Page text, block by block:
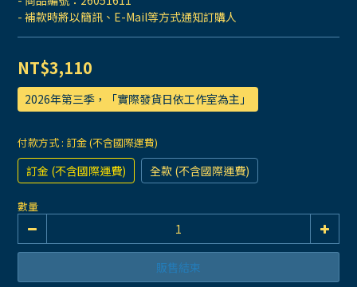
- 補款時將以簡訊、E-Mail等方式通知訂購人
NT$3,110
2026年第三季，「實際發貨日依工作室為主」
付款方式 : 訂金 (不含國際運費)
訂金 (不含國際運費) 全款 (不含國際運費)
數量
販售結束